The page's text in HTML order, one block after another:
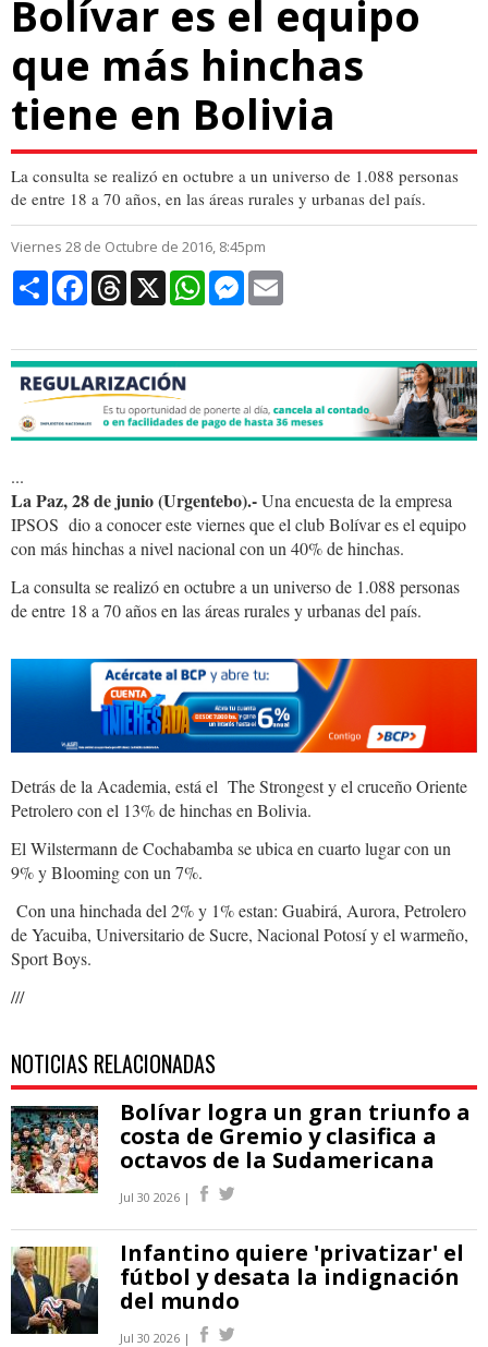
Bolívar es el equipo
que más hinchas
tiene en Bolivia
La consulta se realizó en octubre a un universo de 1.088 personas
de entre 18 a 70 años, en las áreas rurales y urbanas del país.
Viernes 28 de Octubre de 2016, 8:45pm
CompartirFacebookThreads
X WhatsAppMessenger
...
La Paz, 28 de junio (Urgentebo).-Una encuesta de la empresa
IPSOS dio a conocer este viernes que el club Bolívar es el equipo
con más hinchas a nivel nacional con un 40% de hinchas.
La consulta se realizó en octubre a un universo de 1.088 personas
de entre 18 a 70 años en las áreas rurales y urbanas del país.
Detrás de la Academia, está el The Strongest y el cruceño Oriente
Petrolero con el 13% de hinchas en Bolivia.
El Wilstermann de Cochabamba se ubica en cuarto lugar con un
9% y Blooming con un 7%.
Con una hinchada del 2% y 1% estan: Guabirá, Aurora, Petrolero
de Yacuiba, Universitario de Sucre, Nacional Potosí y el warmeño,
Sport Boys.
///
NOTICIAS RELACIONADAS
Bolívar logra un gran triunfo a
costa de Gremio y clasifica a
octavos de la Sudamericana
Jul 30 2026 |
Infantino quiere 'privatizar' el
fútbol y desata la indignación
del mundo
Jul 30 2026 |